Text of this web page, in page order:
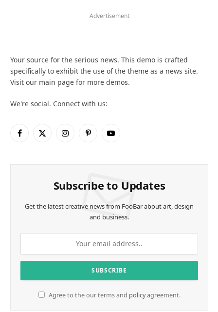
Advertisement
Your source for the serious news. This demo is crafted
specifically to exhibit the use of the theme as a news site.
Visit our main page for more demos.
We're social. Connect with us:
Facebook
X
InstagramPinterestYouTube
Subscribe to Updates
Get the latest creative news from FooBar about art, design
and business.
Agree to the our terms and policyagreement.